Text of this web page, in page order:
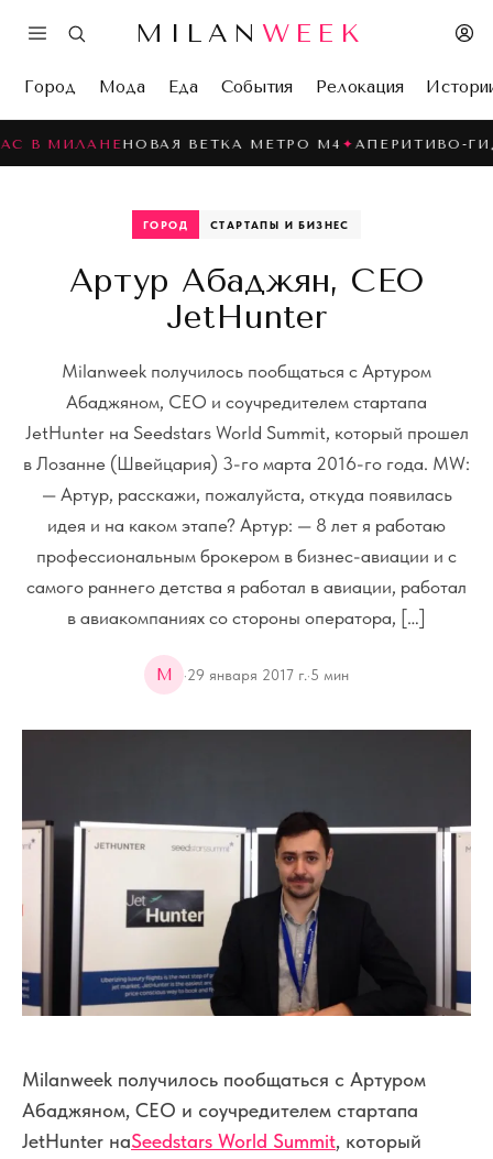
MILAN WEEK
Город Мода Еда События Релокация
НОВАЯ ВЕТКА МЕТРО M4✦АПЕРИТИВО-ГИД✦
ГОРОД СТАРТАПЫ И БИЗНЕС
Артур Абаджян, CEO
JetHunter
Milanweek получилось пообщаться с Артуром
Абаджяном, CEO и соучредителем стартапа
JetHunter на Seedstars World Summit, который прошел
в Лозанне (Швейцария) 3-го марта 2016-го года. MW:
— Артур, расскажи, пожалуйста, откуда появилась
идея и на каком этапе? Артур: — 8 лет я работаю
профессиональным брокером в бизнес-авиации и с
самого раннего детства я работал в авиации, работал
в авиакомпаниях со стороны оператора, […]
M ·29 января 2017 г.·5 мин
Milanweek получилось пообщаться с Артуром
Абаджяном, CEO и соучредителем стартапа
JetHunter наSeedstars World Summit, который